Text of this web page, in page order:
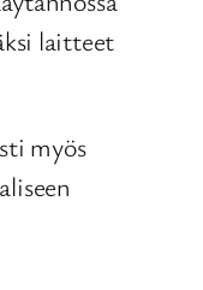
laitteet
myös